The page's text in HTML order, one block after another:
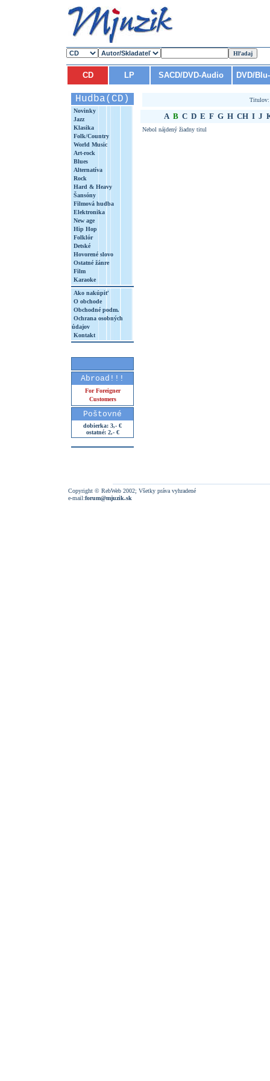
CD LP SACD/DVD-Audio DVD/
Hudba(CD)
Novinky
Jazz
Klasika
Folk/Country
World Music
Art-rock
Blues
Alternatíva
Rock
Hard & Heavy
Šansóny
Filmová hudba
Elektronika
New age
Hip Hop
Folklór
Detské
Hovorené slovo
Ostatné žánre
Film
Karaoke
Ako nakúpiť
O obchode
Obchodné podm.
Ochrana osobných
údajov
Kontakt
Abroad!!!
For Foreigner
Customers
Poštovné
dobierka: 3,- €
ostatné: 2,- €
A B C D E F G H CH I J
Nebol nájdený žiadny titul
Copyright © RebWeb 2002; Všetky práva vyhradené
e-mail:forum@mjuzik.sk